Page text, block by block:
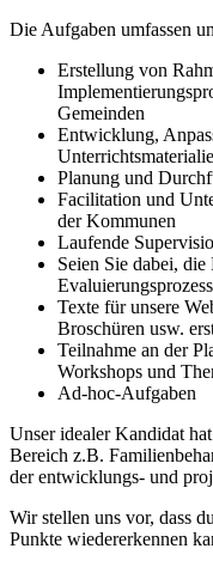
Die Aufgaben umfassen
Erstellung von
Gemeinden
Entwicklung,
Planung und
Facilitation und
der Kommunen
Laufende
Seien Sie dabei,
Texte für unsere
Broschüren usw.
Teilnahme an der
Workshops und
Ad-hoc-Aufgaben
Unser idealer Kandidat
Bereich z.B.
der entwicklungs- und
Wir stellen uns vor, dass
Punkte wiedererkennen